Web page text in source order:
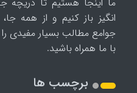
انگیز باز کنیم و از همه
جوامع مطالب بسیار مفیدی
با ما همراه باشید.
برچسب ها